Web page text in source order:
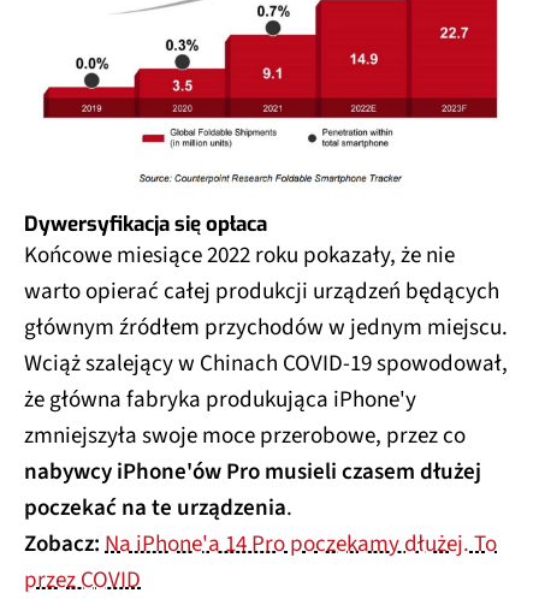
Dywersyfikacja się opłaca
Końcowe miesiące 2022 roku pokazały, że nie
warto opierać całej produkcji urządzeń będących
głównym źródłem przychodów w jednym miejscu.
Wciąż szalejący w Chinach COVID-19 spowodował,
że główna fabryka produkująca iPhone'y
zmniejszyła swoje moce przerobowe, przez co
nabywcy iPhone'ów Pro musieli czasem dłużej
poczekać na te urządzenia.
Zobacz:Na iPhone'a 14 Pro poczekamy dłużej. To
przez COVID